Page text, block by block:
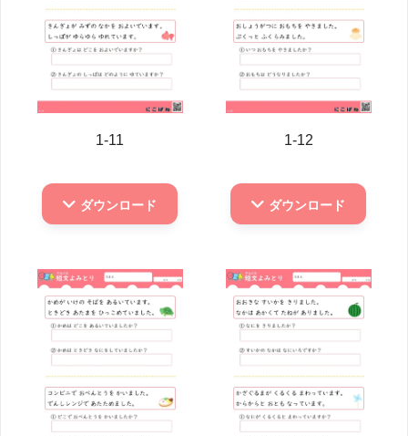
1-11
ダウンロード
1-12
ダウンロード